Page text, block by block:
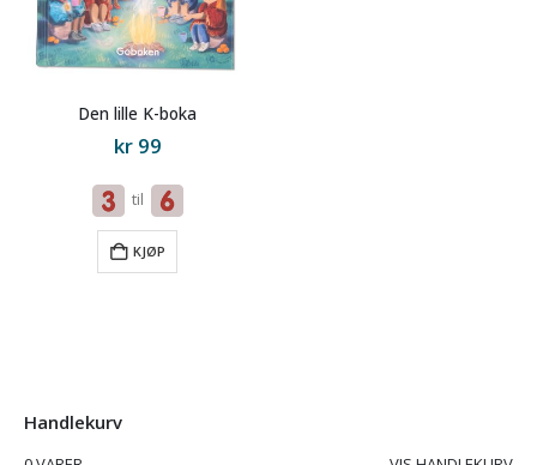
Den lille K-boka
kr99
til
KJØP
Handlekurv